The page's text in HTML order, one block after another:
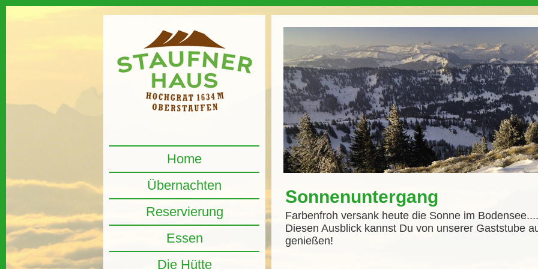
Home
Übernachten
Reservierung
Essen
Die Hütte
Sonnenuntergang
Farbenfroh versank heute die Sonne im Bodensee....
Diesen Ausblick kannst Du von unserer Gaststube
genießen!